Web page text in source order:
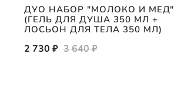
ДУО НАБОР "МОЛОКО И МЕД"
(ГЕЛЬ ДЛЯ ДУША 350 МЛ +
ЛОСЬОН ДЛЯ ТЕЛА 350 МЛ)
2 730 ₽ 3 640 ₽